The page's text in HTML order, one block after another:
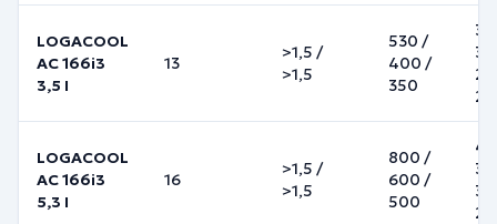
LOGACOOL
AC 166i3
3,5 I
13
>1,5 /
>1,5
530 /
400 /
350
37
21
LOGACOOL
AC 166i3
5,3 I
16
>1,5 /
>1,5
800 /
600 /
500
41
37
31
20